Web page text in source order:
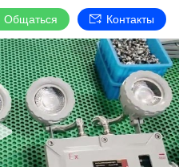
Общаться Контакты